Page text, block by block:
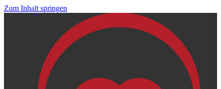
Zum Inhalt springen